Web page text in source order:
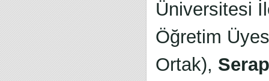
Üniversitesi
Öğretim
Ortak),